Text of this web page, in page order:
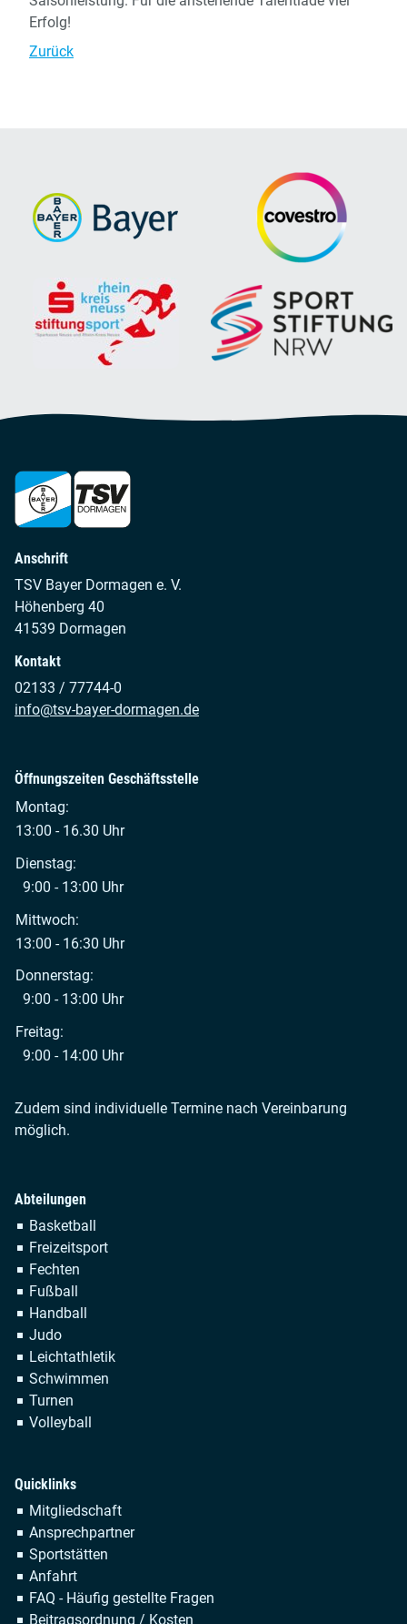
Erfolg!
Zurück
Anschrift
TSV Bayer Dormagen e. V.
Höhenberg 40
41539 Dormagen
Kontakt
02133 / 77744-0
info@tsv-bayer-dormagen.de
Öffnungszeiten Geschäftsstelle
Montag:
13:00 - 16.30 Uhr
Dienstag:
9:00 - 13:00 Uhr
Mittwoch:
13:00 - 16:30 Uhr
Donnerstag:
9:00 - 13:00 Uhr
Freitag:
9:00 - 14:00 Uhr
Zudem sind individuelle Termine nach Vereinbarung
möglich.
Abteilungen
Navigation
überspringen
Basketball
Freizeitsport
Fechten
Fußball
Handball
Judo
Leichtathletik
Schwimmen
Turnen
Volleyball
Quicklinks
Navigation
überspringen
Mitgliedschaft
Ansprechpartner
Sportstätten
Anfahrt
FAQ - Häufig gestellte Fragen
Beitragsordnung / Kosten